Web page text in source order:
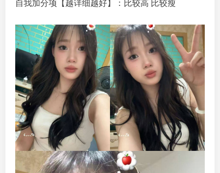
自我加分项【越详细越好】：比较高 比较瘦